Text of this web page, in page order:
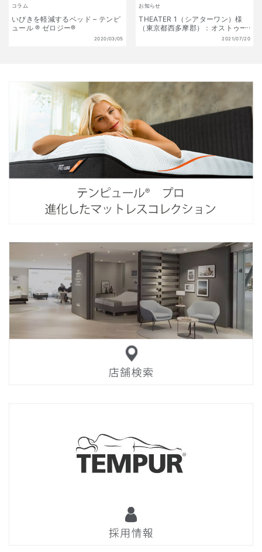
コラム
いびきを軽減するベッド – テンピ
ュール ® ゼロジー®
2020/03/05
お知らせ
THEATER 1（シアターワン）様
（東京都西多摩郡）：オストゥー
2021/07/20